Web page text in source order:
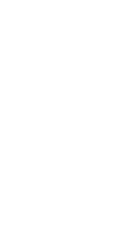
あります。